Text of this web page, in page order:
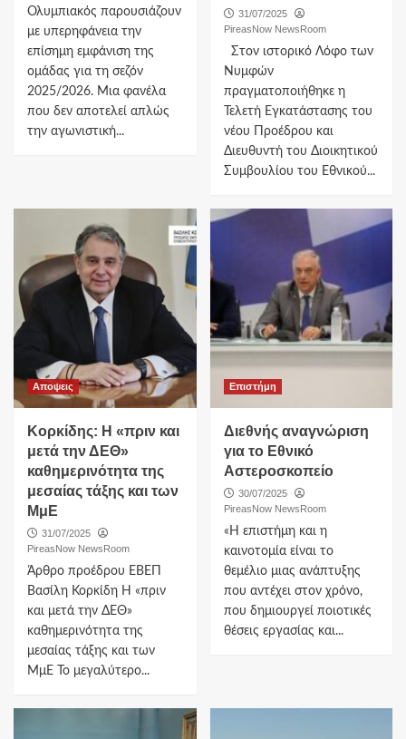
Ολυμπιακός παρουσιάζουν
με υπερηφάνεια την
επίσημη εμφάνιση της
ομάδας για τη σεζόν
2025/2026. Μια φανέλα
που δεν αποτελεί απλώς
την αγωνιστική...
31/07/2025
PireasNow NewsRoom
Στον ιστορικό Λόφο των
Νυμφών
πραγματοποιήθηκε η
Τελετή Εγκατάστασης του
νέου Προέδρου και
Διευθυντή του Διοικητικού
Συμβουλίου του Εθνικού...
Αποψεις
Κορκίδης: Η «πριν και
μετά την ΔΕΘ»
καθημερινότητα της
μεσαίας τάξης και των
ΜμΕ
31/07/2025
PireasNow NewsRoom
Άρθρο προέδρου ΕΒΕΠ
Βασίλη Κορκίδη Η «πριν
και μετά την ΔΕΘ»
καθημερινότητα της
μεσαίας τάξης και των
ΜμΕ Το μεγαλύτερο...
Επιστήμη
Διεθνής αναγνώριση
για το Εθνικό
Αστεροσκοπείο
30/07/2025
PireasNow NewsRoom
«Η επιστήμη και η
καινοτομία είναι το
θεμέλιο μιας ανάπτυξης
που αντέχει στον χρόνο,
που δημιουργεί ποιοτικές
θέσεις εργασίας και...